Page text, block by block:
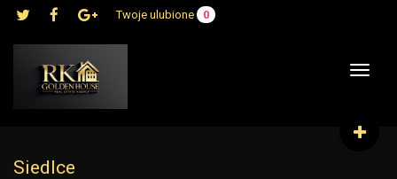
Twoje ulubione 0
Toggle
Siedlce